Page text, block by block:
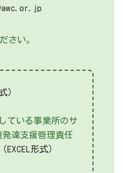
さい。
）
ている事業所のサ
達支援管理責任
（EXCEL形式）